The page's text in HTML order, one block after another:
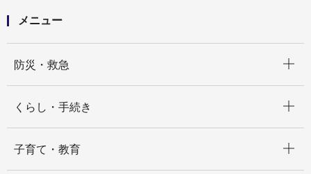
メニュー
防災・救急
くらし・手続き
子育て・教育